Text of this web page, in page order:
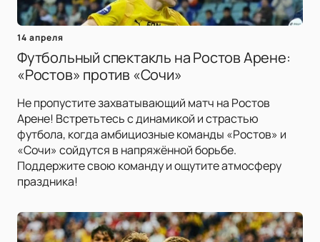
14 апреля
Футбольный спектакль на Ростов Арене:
«Ростов» против «Сочи»
Не пропустите захватывающий матч на Ростов
Арене! Встретьтесь с динамикой и страстью
футбола, когда амбициозные команды «Ростов» и
«Сочи» сойдутся в напряжённой борьбе.
Поддержите свою команду и ощутите атмосферу
праздника!